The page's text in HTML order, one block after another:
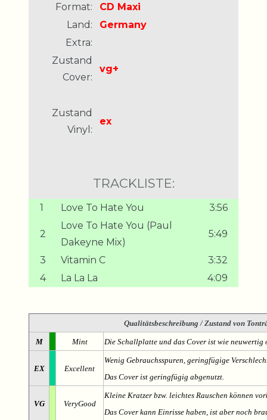
Format:
CD Maxi
Land:
Germany
Extra:
Zustand
Cover:
vg+
Zustand
Vinyl:
ex
TRACKLISTE:
1 Love To Hate You 3:56
2
Love To Hate You (Paul
Dakeyne Mix)
5:49
3 Vitamin C
3:32
4
La La La 4:09
Qualitätsbeschreibung / Zustand von
M Mint Die Schallplatte und das Cover ist wie
EX Excellent
Wenig Gebrauchsspuren, geringfügige
Das Cover ist geringfügig abgenutzt.
VG VeryGood
Kleine Kratzer bzw. leichtes Rauschen können
Das Cover kann Einrisse haben, ist aber noch